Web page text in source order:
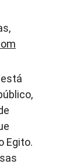
está
Egito.